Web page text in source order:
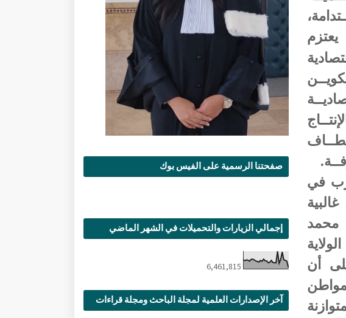
في
محمد
حيث أكد على أن
صفحتنا الرسمية على الفيس بوك
إجمالي الزيارات والتحميلات في الشهر الماضي
6,461,815
آخر الإصدارات العلمية لمجلة الباحث ومجلة قراءات